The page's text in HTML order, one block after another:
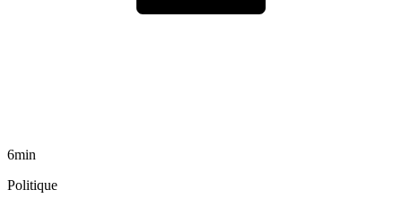
6min
Politique